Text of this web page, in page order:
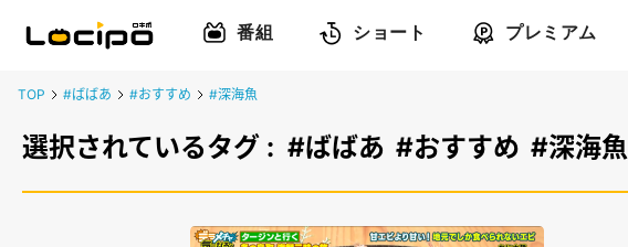
番組 ショート プレミアム
TOP #ばばあ #おすすめ #深海魚
選択されているタグ : #ばばあ #おすすめ #深海魚